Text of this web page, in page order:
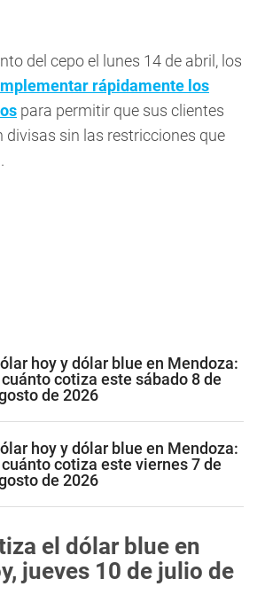
del cepo el lunes 14 de abril, los
rápidamente los
para permitir que sus clientes
divisas sin las restricciones que
hoy y dólar blue en Mendoza:
cotiza este sábado 8 de
de 2026
hoy y dólar blue en Mendoza:
cotiza este viernes 7 de
de 2026
el dólar blue en
jueves 10 de julio de